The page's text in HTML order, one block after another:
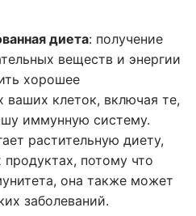
диета: получение
веществ и энергии
хорошее
ваших клеток, включая те,
иммунную систему.
растительную диету,
потому что
она также может
заболеваний.